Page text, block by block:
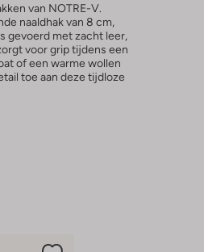
van NOTRE-V.
naaldhak van 8 cm,
gevoerd met zacht leer,
voor grip tijdens een
of een warme wollen
toe aan deze tijdloze